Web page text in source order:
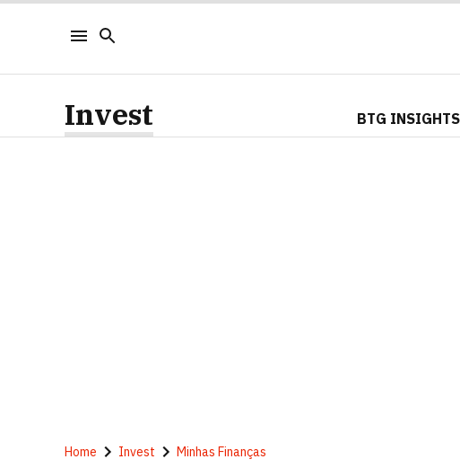
Invest BTG INSIGHTS
Home Invest Minhas Finanças